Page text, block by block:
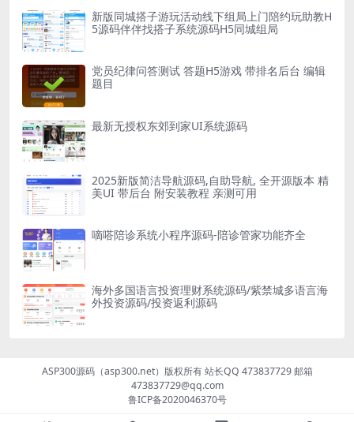
新版同城搭子游玩活动线下组局上门陪约玩助教H
5源码伴伴找搭子系统源码H5同城组局
党员纪律问答测试 答题H5游戏 带排名后台 编辑
题目
最新无授权东郊到家UI系统源码
2025新版简洁导航源码,自助导航, 全开源版本 精
美UI 带后台 附安装教程 亲测可用
嘀嗒陪诊系统小程序源码-陪诊管家功能齐全
海外多国语言投资理财系统源码/紫禁城多语言海
外投资源码/投资返利源码
ASP300源码（asp300.net）版权所有 站长QQ 473837729 邮箱
473837729@qq.com
鲁ICP备2020046370号